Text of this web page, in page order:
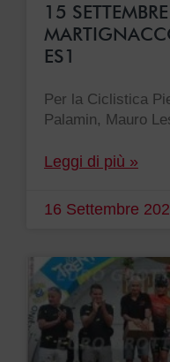
15
ES1
Per la Ciclistica
Palamin, Mauro
Leggi di più »
16 Settembre